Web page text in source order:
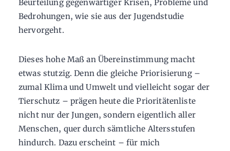
Beurteilung gegenwärtiger Krisen, Probleme und
Bedrohungen, wie sie aus der Jugendstudie
hervorgeht.
Dieses hohe Maß an Übereinstimmung macht
etwas stutzig. Denn die gleiche Priorisierung –
zumal Klima und Umwelt und vielleicht sogar der
Tierschutz – prägen heute die Prioritätenliste
nicht nur der Jungen, sondern eigentlich aller
Menschen, quer durch sämtliche Altersstufen
hindurch. Dazu erscheint – für mich